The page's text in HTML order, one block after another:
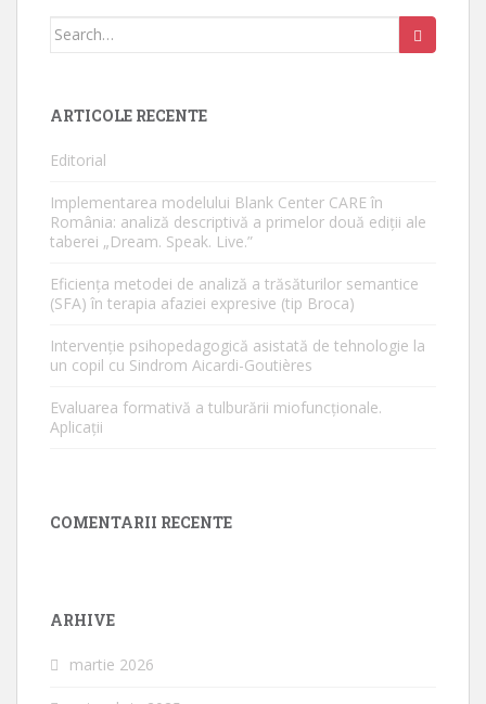
Search
ARTICOLE RECENTE
Editorial
Implementarea modelului Blank Center CARE în
România: analiză descriptivă a primelor două ediții ale
taberei „Dream. Speak. Live.”
Eficiența metodei de analiză a trăsăturilor semantice
(SFA) în terapia afaziei expresive (tip Broca)
Intervenție psihopedagogică asistată de tehnologie la
un copil cu Sindrom Aicardi-Goutières
Evaluarea formativă a tulburării miofuncționale.
Aplicații
COMENTARII RECENTE
ARHIVE
martie 2026